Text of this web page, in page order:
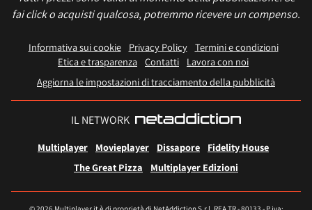
fai click o acquisti qualcosa, potremmo ricevere un compenso.
Informativa sui cookie Privacy Policy
Termini e condizioni
Etica e trasparenza Contatti
Lavora con noi
Aggiorna le impostazioni di tracciamento della pubblicità
IL NETWORK
Multiplayer Movieplayer Dissapore
Fidelity House
The Great Pizza
Multiplayer Edizioni